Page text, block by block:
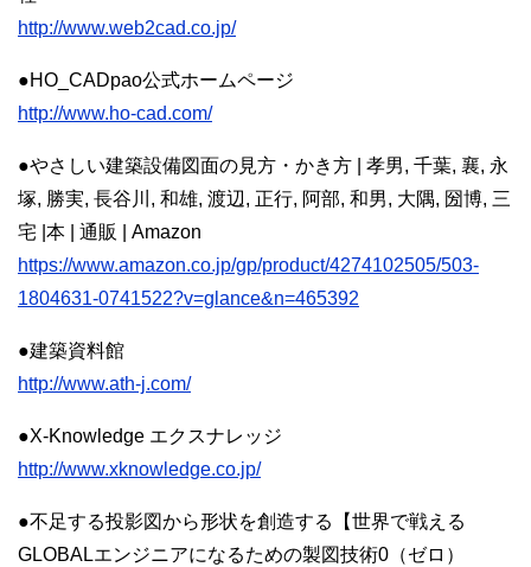
http://www.web2cad.co.jp/
●HO_CADpao公式ホームページ
http://www.ho-cad.com/
●やさしい建築設備図面の見方・かき方 | 孝男, 千葉, 襄, 永
塚, 勝実, 長谷川, 和雄, 渡辺, 正行, 阿部, 和男, 大隅, 圀博, 三
宅 |本 | 通販 | Amazon
https://www.amazon.co.jp/gp/product/4274102505/503-
1804631-0741522?v=glance&n=465392
●建築資料館
http://www.ath-j.com/
●X-Knowledge エクスナレッジ
http://www.xknowledge.co.jp/
●不足する投影図から形状を創造する【世界で戦える
GLOBALエンジニアになるための製図技術0（ゼロ）